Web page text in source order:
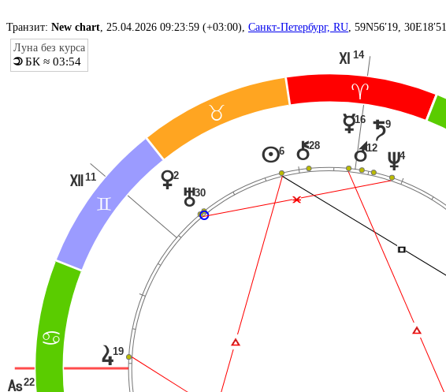
Транзит: New chart , 25.04.2026 09:23:59 (+03:00), Санкт-Петербург, RU , 59N56′19, 30E18′51
;
<
>
22
G
14
Q
11
R
v4
t9
r12
p16
|28
n6
u30
q2
s19
Í
Ï
Ï
Ë
Луна без курса
oБК ≈ 03:54